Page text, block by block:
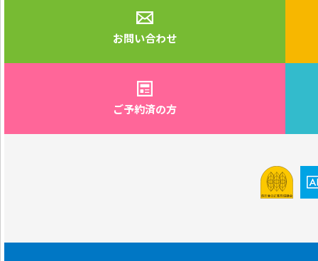
お問い合わせ
ご予約済の方